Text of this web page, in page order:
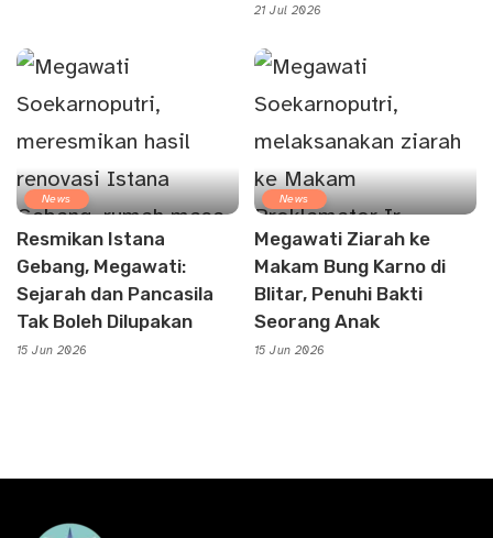
21 Jul 2026
News
Resmikan Istana
Gebang, Megawati:
Sejarah dan Pancasila
Tak Boleh Dilupakan
15 Jun 2026
News
Megawati Ziarah ke
Makam Bung Karno di
Blitar, Penuhi Bakti
Seorang Anak
15 Jun 2026